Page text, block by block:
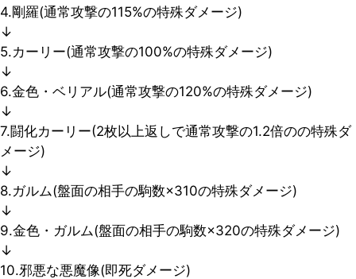
4.剛羅(通常攻撃の115%の特殊ダメージ)
↓
5.カーリー(通常攻撃の100%の特殊ダメージ)
↓
6.金色・ベリアル(通常攻撃の120%の特殊ダメージ)
↓
7.闘化カーリー(2枚以上返しで通常攻撃の1.2倍のの特殊ダ
メージ)
↓
8.ガルム(盤面の相手の駒数×310の特殊ダメージ)
↓
9.金色・ガルム(盤面の相手の駒数×320の特殊ダメージ)
↓
10.邪悪な悪魔像(即死ダメージ)